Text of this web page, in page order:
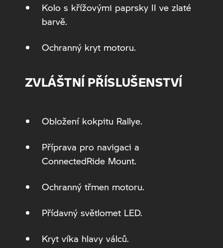
Kolo s křížovými paprsky II ve zlaté
barvě.
Ochranný kryt motoru.
ZVLÁŠTNÍ PŘÍSLUŠENSTVÍ
Obložení kokpitu Rallye.
Příprava pro navigaci a
ConnectedRide Mount.
Ochranný třmen motoru.
Přídavný světlomet LED.
Kryt víka hlavy válců.